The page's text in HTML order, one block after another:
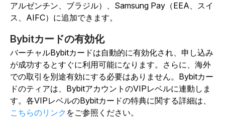
アルゼンチン、ブラジル）、Samsung Pay（EEA、スイ
ス、AIFC）に追加できます。
Bybitカードの有効化
バーチャルBybitカードは自動的に有効化され、申し込み
が成功するとすぐに利用可能になります。さらに、海外
での取引を別途有効にする必要はありません。Bybitカー
ドのティアは、BybitアカウントのVIPレベルに連動しま
す。各VIPレベルのBybitカードの特典に関する詳細は、
こちらのリンク をご参照ください。